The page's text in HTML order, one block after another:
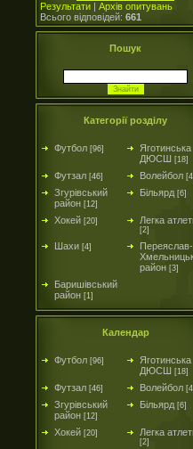
Результати | Архів опитувань
Всього відповідей: 661
Пошук
Категорії розділу
Футбол [96]
Яготинська
ДЮСШ [18]
Футзал [46] Волейбол [4]
Згурівський
район [12]
Більярд [6]
Хокей [20] Легка
[2]
Шахи [4]
Переяслав-
район [3]
Баришівський
район [1]
Календар
Футбол [96]
Яготинська
ДЮСШ [18]
Футзал [46] Волейбол [4]
Згурівський
район [12]
Більярд [6]
Хокей [20] Легка
[2]